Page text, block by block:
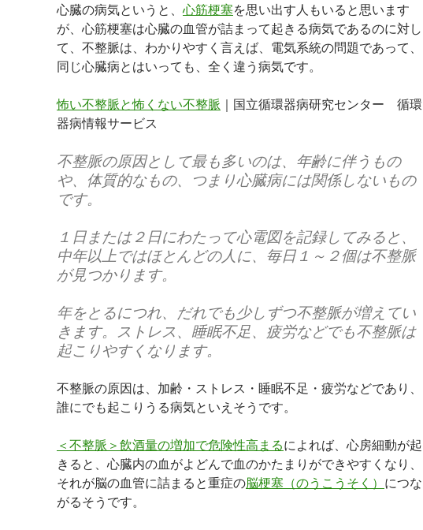
心臓の病気というと、 心筋梗塞を思い出す人もいると思います
が、心筋梗塞は心臓の血管が詰まって起きる病気であるのに対し
て、不整脈は、わかりやすく言えば、電気系統の問題であって、
同じ心臓病とはいっても、全く違う病気です。
怖い不整脈と怖くない不整脈 ｜国立循環器病研究センター 循環
器病情報サービス
不整脈の原因として最も多いのは、年齢に伴うもの
や、体質的なもの、つまり心臓病には関係しないもの
です。
１日または２日にわたって心電図を記録してみると、
中年以上ではほとんどの人に、毎日１～２個は不整脈
が見つかります。
年をとるにつれ、だれでも少しずつ不整脈が増えてい
きます。ストレス、睡眠不足、疲労などでも不整脈は
起こりやすくなります。
不整脈の原因は、加齢・ストレス・睡眠不足・疲労などであり、
誰にでも起こりうる病気といえそうです。
＜不整脈＞飲酒量の増加で危険性高まるによれば、心房細動が起
きると、心臓内の血がよどんで血のかたまりができやすくなり、
それが脳の血管に詰まると重症の脳梗塞（のうこうそく） につな
がるそうです。